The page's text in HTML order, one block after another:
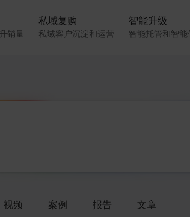
销量
私域复购
私域客户沉淀和运营
智能升级
智能托管和智能
视频 案例 报告 文章